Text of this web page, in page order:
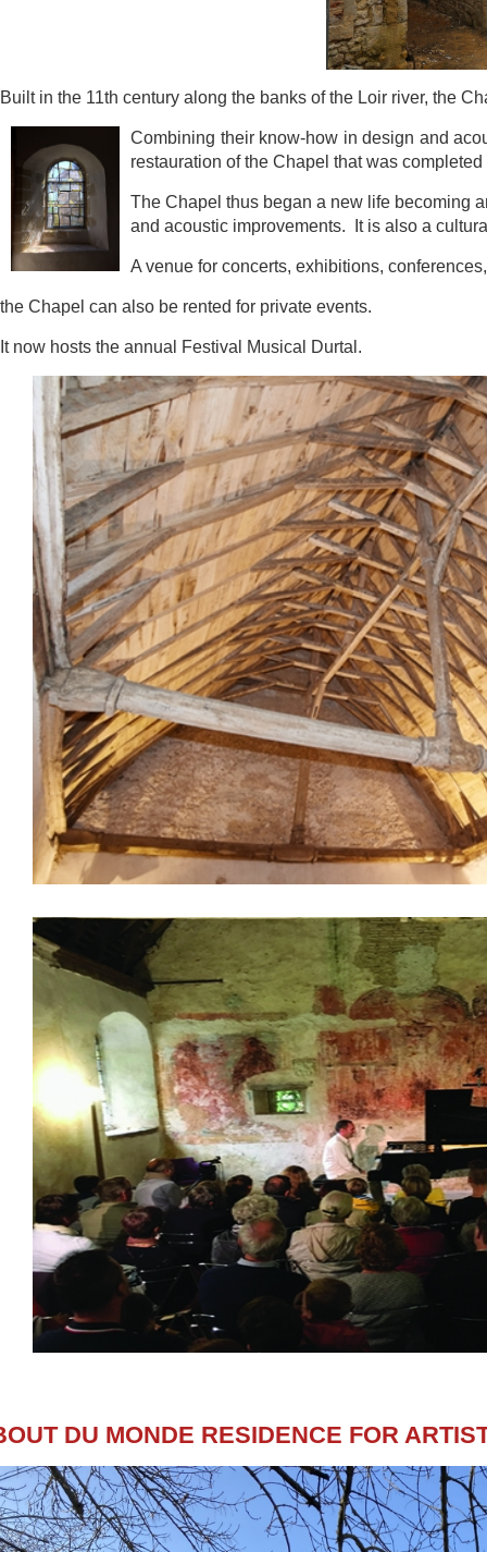
Built in the 11th century along the banks of the Loir river, the
Combining their know-how in design and
restauration of the Chapel that was completed
The Chapel thus began a new life becoming
and acoustic improvements. It is also a
A venue for concerts, exhibitions,
the Chapel can also be rented for private events.
It now hosts the annual Festival Musical Durtal.
DU MONDE RESIDENCE FOR